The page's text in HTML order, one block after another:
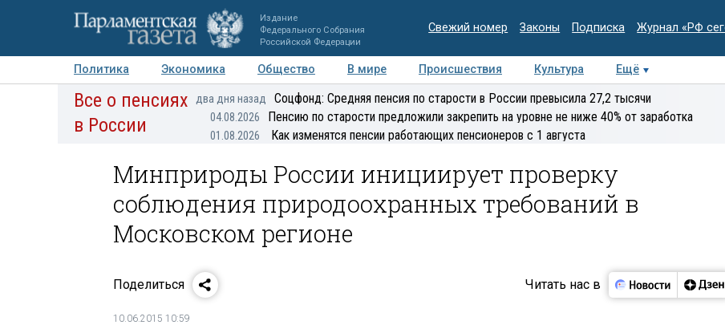
Издание
Федерального Собрания
Российской Федерации
Свежий номер Законы Подписка Журнал «РФ
Политика Экономика Общество В мире Происшествия Культура Ещё
Авторы Персоны Мнения Регионы Медиацентр Интервью Колумнисты
Все о пенсиях
в России
два дня назад Соцфонд: Средняя пенсия по старости в России превысила 27,2 тысячи
04.08.2026 Пенсию по старости предложили закрепить на уровне не ниже 40% от заработка
01.08.2026 Как изменятся пенсии работающих пенсионеров с 1 августа
Минприроды России инициирует проверку
соблюдения природоохранных требований в
Московском регионе
Поделиться Читать нас в
10.06.2015 10:59